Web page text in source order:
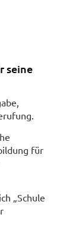
seine
für
„Schule